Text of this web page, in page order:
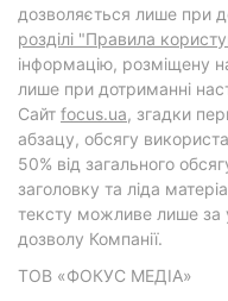
дозволяється лише при
розділі "Правила
інформацію, розміщену
лише при дотриманні
Cайт focus.ua, згадки
абзацу, обсягу
50% від загального
заголовку та ліда
тексту можливе лише за
дозволу Компанії.
ТОВ «ФОКУС МЕДІА»